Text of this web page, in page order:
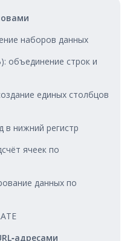
наборов данных
объединение строк и
единых столбцов
в нижний регистр
ячеек по
данных по